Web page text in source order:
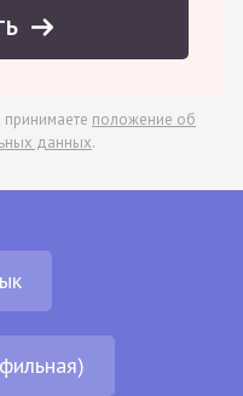
положение об
данных.